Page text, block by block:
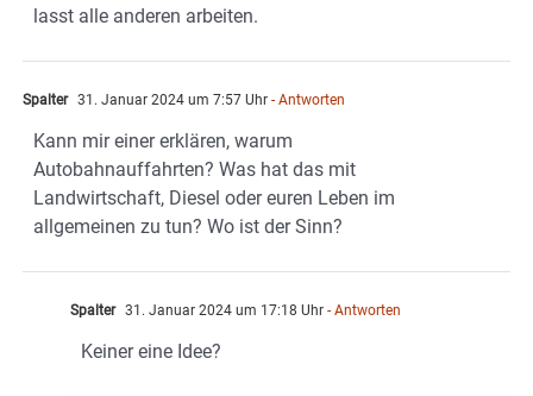
lasst alle anderen arbeiten.
Spalter 31. Januar 2024 um 7:57 Uhr - Antworten
Kann mir einer erklären, warum
Autobahnauffahrten? Was hat das mit
Landwirtschaft, Diesel oder euren Leben im
allgemeinen zu tun? Wo ist der Sinn?
Spalter 31. Januar 2024 um 17:18 Uhr - Antworten
Keiner eine Idee?